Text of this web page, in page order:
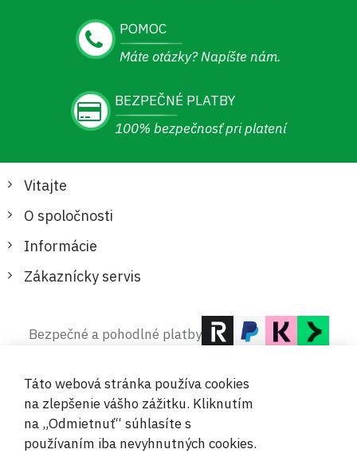
POMOC
Máte otázky? Napíšte nám.
BEZPEČNÉ PLATBY
100% bezpečnosť pri platení
Vitajte
O spoločnosti
Informácie
Zákaznícky servis
Bezpečné a pohodlné platby
© 2019-2026 Megamix s.r.o.
Táto webová stránka používa cookies
na zlepšenie vášho zážitku. Kliknutím
na „Odmietnuť“ súhlasíte s
používaním iba nevyhnutných cookies.